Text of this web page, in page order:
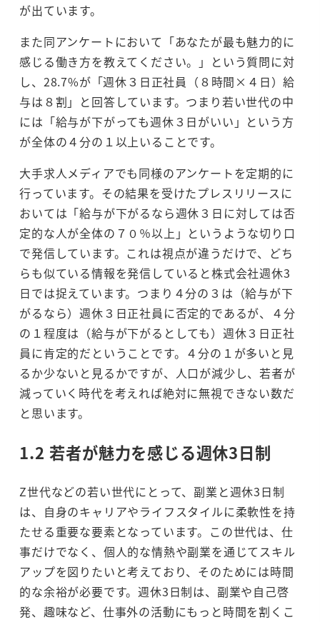
が出ています。
また同アンケートにおいて「あなたが最も魅力的に
感じる働き方を教えてください。」という質問に対
し、28.7%が「週休３日正社員（８時間×４日）給
与は８割」と回答しています。つまり若い世代の中
には「給与が下がっても週休３日がいい」という方
が全体の４分の１以上いることです。
大手求人メディアでも同様のアンケートを定期的に
行っています。その結果を受けたプレスリリースに
おいては「給与が下がるなら週休３日に対しては否
定的な人が全体の７０％以上」というような切り口
で発信しています。これは視点が違うだけで、どち
らも似ている情報を発信していると株式会社週休3
日では捉えています。つまり４分の３は（給与が下
がるなら）週休３日正社員に否定的であるが、４分
の１程度は（給与が下がるとしても）週休３日正社
員に肯定的だということです。４分の１が多いと見
るか少ないと見るかですが、人口が減少し、若者が
減っていく時代を考えれば絶対に無視できない数だ
と思います。
1.2 若者が魅力を感じる週休3日制
Z世代などの若い世代にとって、副業と週休3日制
は、自身のキャリアやライフスタイルに柔軟性を持
たせる重要な要素となっています。この世代は、仕
事だけでなく、個人的な情熱や副業を通じてスキル
アップを図りたいと考えており、そのためには時間
的な余裕が必要です。週休3日制は、副業や自己啓
発、趣味など、仕事外の活動にもっと時間を割くこ